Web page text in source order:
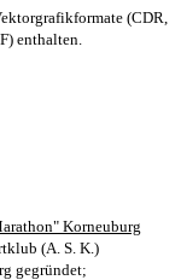
(CDR,
enthalten.
Korneuburg
(A. S. K.)
gegründet;